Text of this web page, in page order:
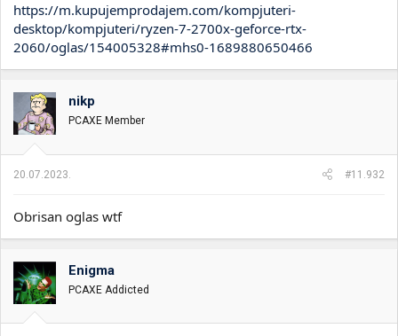
https://m.kupujemprodajem.com/kompjuteri-
desktop/kompjuteri/ryzen-7-2700x-geforce-rtx-
2060/oglas/154005328#mhs0-1689880650466
nikp
PCAXE Member
20.07.2023. #11.932
Obrisan oglas wtf
Enigma
PCAXE Addicted